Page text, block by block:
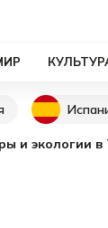
и экологии